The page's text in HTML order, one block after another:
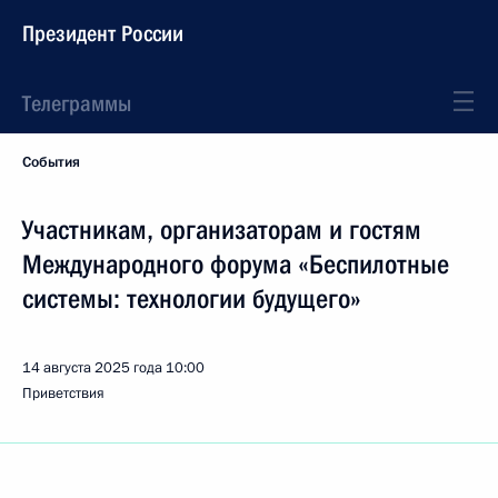
Президент России
Телеграммы
События
Участникам, организаторам и гостям
Международного форума «Беспилотные
системы: технологии будущего»
14 августа 2025 года 10:00
Приветствия